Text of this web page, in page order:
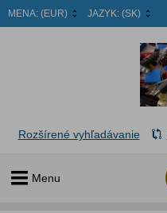
MENA: (EUR) JAZYK: (SK)
Menu
Rozšírené vyhľadávanie